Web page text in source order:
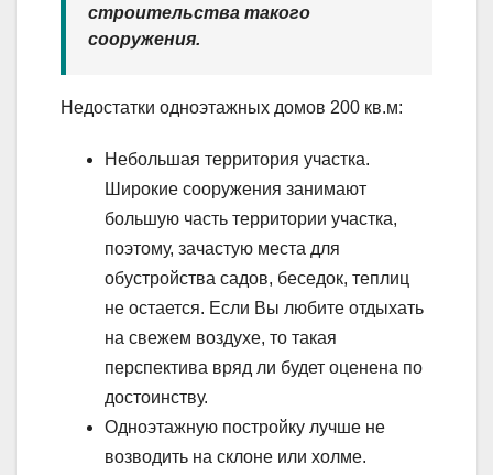
строительства такого
сооружения.
Недостатки одноэтажных домов 200 кв.м:
Небольшая территория участка.
Широкие сооружения занимают
большую часть территории участка,
поэтому, зачастую места для
обустройства садов, беседок, теплиц
не остается. Если Вы любите отдыхать
на свежем воздухе, то такая
перспектива вряд ли будет оценена по
достоинству.
Одноэтажную постройку лучше не
возводить на склоне или холме.